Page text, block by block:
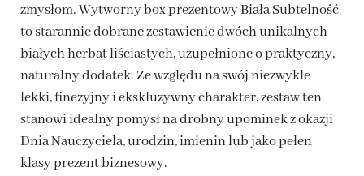
zmysłom. Wytworny box prezentowy Biała Subtelność
to starannie dobrane zestawienie dwóch unikalnych
białych herbat liściastych, uzupełnione o praktyczny,
naturalny dodatek. Ze względu na swój niezwykle
lekki, finezyjny i ekskluzywny charakter, zestaw ten
stanowi idealny pomysł na drobny upominek z okazji
Dnia Nauczyciela, urodzin, imienin lub jako pełen
klasy prezent biznesowy.